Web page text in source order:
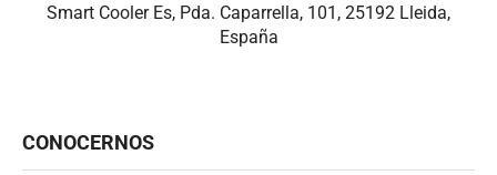
Smart Cooler Es, Pda. Caparrella, 101, 25192 Lleida,
España
CONOCERNOS